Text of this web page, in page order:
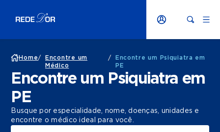
Home/
Encontre um
Médico
/
Encontre um Psiquiatra em
PE
Encontre um Psiquiatra em
PE
Busque por especialidade, nome, doenças, unidades e
encontre o médico ideal para você.